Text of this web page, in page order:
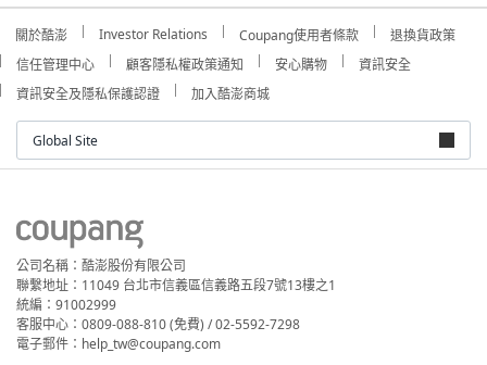
關於酷澎 Investor Relations Coupang使用者條款
退換貨政策
信任管理中心
顧客隱私權政策通知 安心購物
資訊安全
資訊安全及隱私保護認證
加入酷澎商城
Global Site
公司名稱：酷澎股份有限公司
聯繫地址：11049 台北市信義區信義路五段7號13樓之1
統編：91002999
客服中心：0809-088-810 (免費) / 02-5592-7298
電子郵件：help_tw@coupang.com